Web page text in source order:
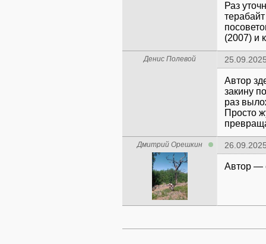
Раз
(2007) и
Денис Полевой
Автор
закину
раз
Просто
Дмитрий Орешкин
Автор —